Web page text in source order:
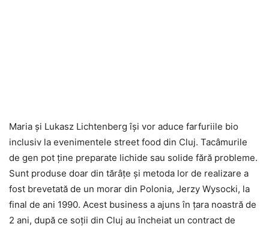
Maria şi Lukasz Lichtenberg îşi vor aduce farfuriile bio
inclusiv la evenimentele street food din Cluj. Tacâmurile
de gen pot ţine preparate lichide sau solide fără probleme.
Sunt produse doar din tărâţe şi metoda lor de realizare a
fost brevetată de un morar din Polonia, Jerzy Wysocki, la
final de ani 1990. Acest business a ajuns în ţara noastră de
2 ani, după ce soţii din Cluj au încheiat un contract de